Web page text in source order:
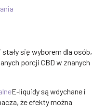
się wyborem dla osób,
porcji CBD w znanych
E-liquidy są wdychane i
że efekty można